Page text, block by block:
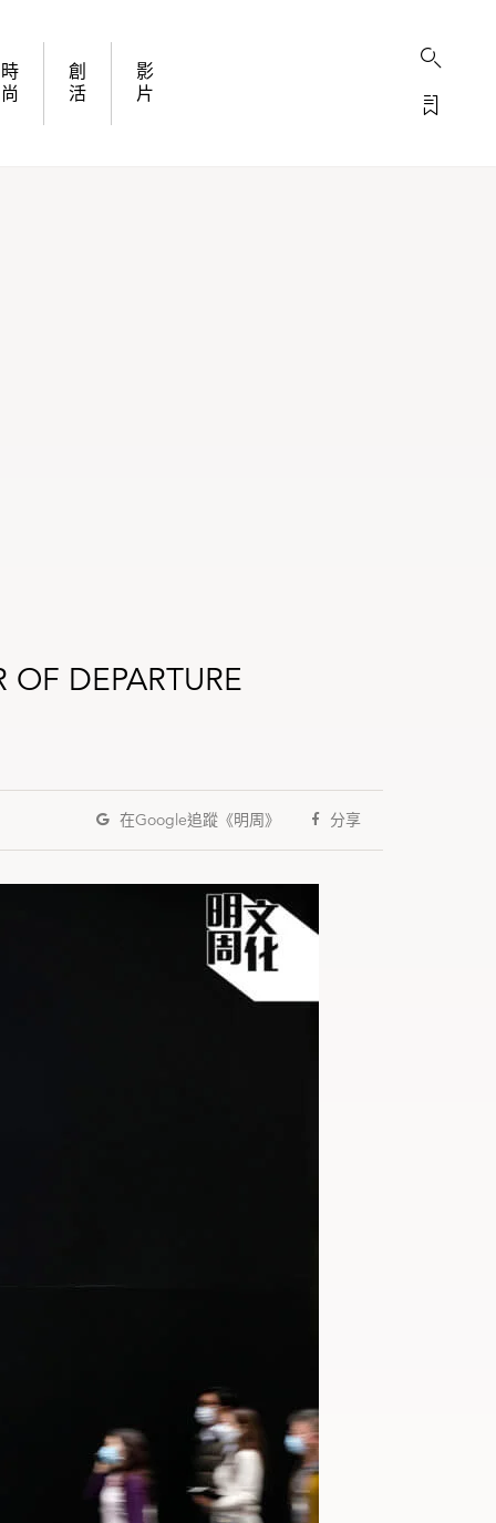
時
尚
創
活
影
片
DEPARTURE
在Google追蹤《明周》 分享